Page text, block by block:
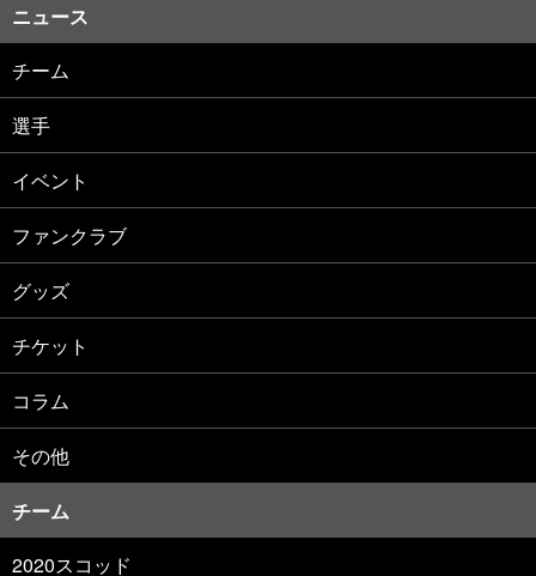
ニュース
チーム
選手
イベント
ファンクラブ
グッズ
チケット
コラム
その他
チーム
2020スコッド